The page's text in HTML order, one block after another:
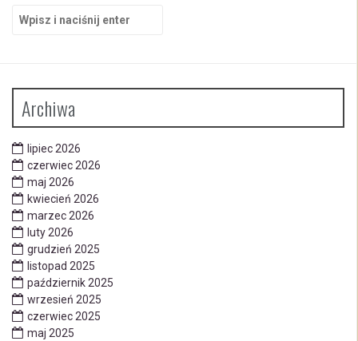
Szukaj:
Archiwa
lipiec 2026
czerwiec 2026
maj 2026
kwiecień 2026
marzec 2026
luty 2026
grudzień 2025
listopad 2025
październik 2025
wrzesień 2025
czerwiec 2025
maj 2025